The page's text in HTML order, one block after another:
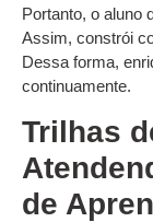
Portanto, o aluno
Assim, constrói
Dessa forma,
continuamente.
Trilhas
de